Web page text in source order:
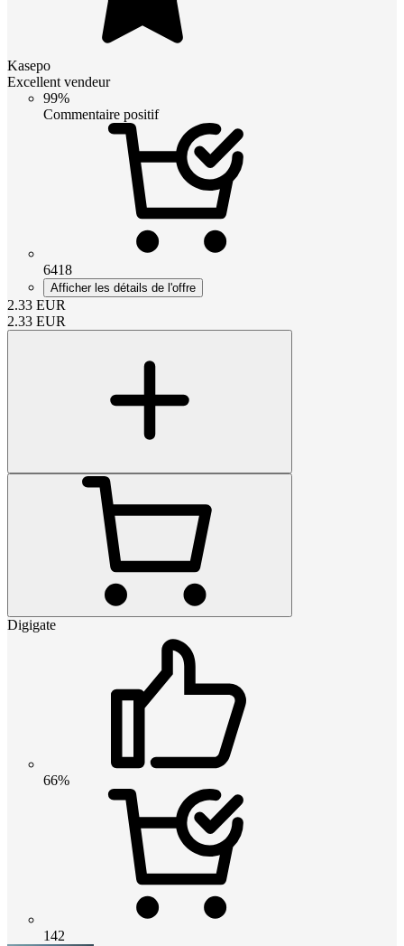
Kasepo
Excellent vendeur
99%
Commentaire positif
6418
Afficher les détails de l'offre
2.33 EUR
2.33 EUR
Digigate
66%
142